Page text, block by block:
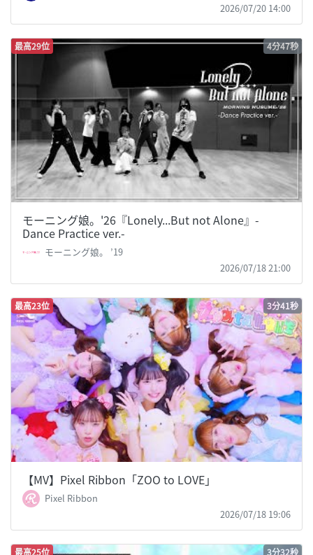
2026/07/20 14:00
最高29位 4分47秒
モーニング娘。'26『Lonely...But not Alone』-
Dance Practice ver.-
モーニング娘。 ’19
2026/07/18 21:00
最高23位 3分41秒
【MV】Pixel Ribbon「ZOO to LOVE」
Pixel Ribbon
2026/07/18 19:06